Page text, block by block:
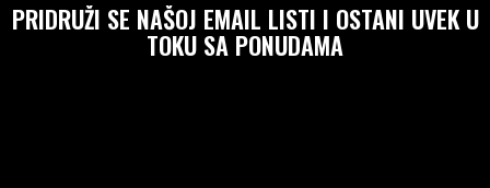
PRIDRUŽI SE NAŠOJ EMAIL LISTI I OSTANI UVEK U
TOKU SA PONUDAMA